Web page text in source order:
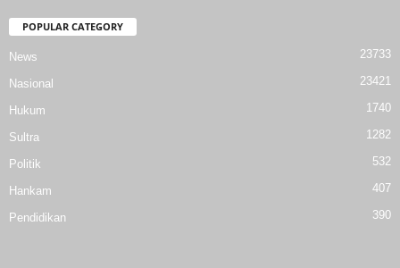
POPULAR CATEGORY
News 23733
Nasional 23421
Hukum 1740
Sultra 1282
Politik 532
Hankam 407
Pendidikan 390